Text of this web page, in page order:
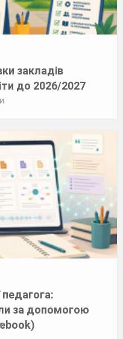
закладів
до 2026/2027
педагога:
за допомогою